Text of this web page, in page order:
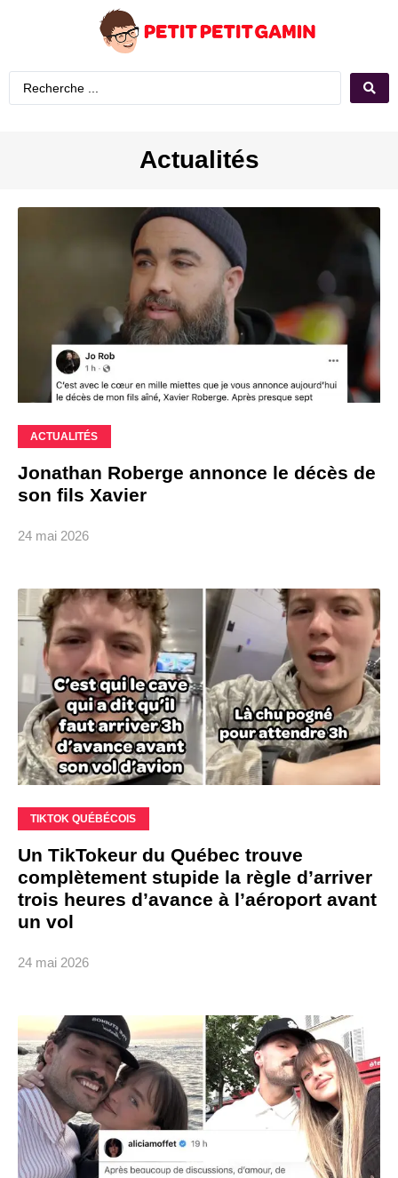
Actualités
ACTUALITÉS
Jonathan Roberge annonce le décès de
son fils Xavier
24 mai 2026
TIKTOK QUÉBÉCOIS
Un TikTokeur du Québec trouve
complètement stupide la règle d’arriver
trois heures d’avance à l’aéroport avant
un vol
24 mai 2026